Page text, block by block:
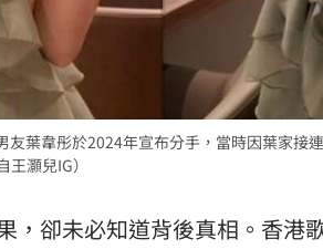
爸「筋歡喜」 18:00
注意 13:00
11:00
聚 11:00
葉韋彤於2024年宣布分手，當時因葉家接
灝兒IG）
，卻未必知道背後真相。香港